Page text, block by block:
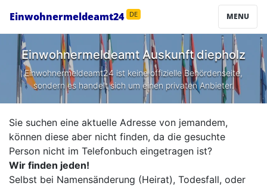
Einwohnermeldeamt24 DE MENU
Einwohnermeldeamt Auskunftdiepholz
Einwohnermeldeamt24 ist keine offizielle Behördenseite,
sondern es handelt sich um einen privaten Anbieter.
Sie suchen eine aktuelle Adresse von jemandem,
können diese aber nicht finden, da die gesuchte
Person nicht im Telefonbuch eingetragen ist?
Wir finden jeden!
Selbst bei Namensänderung (Heirat), Todesfall, oder